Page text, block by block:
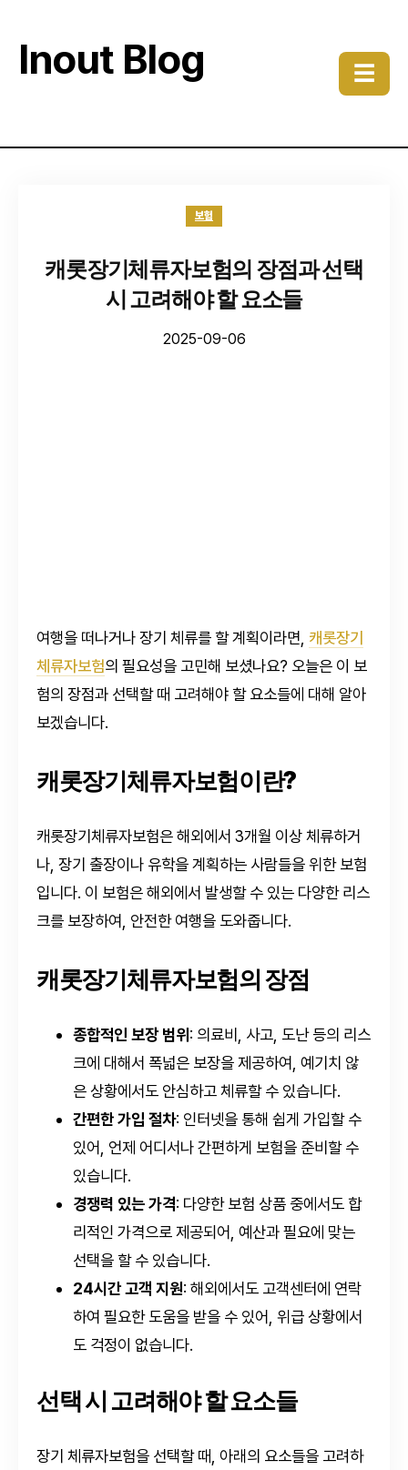
Inout Blog ☰
보험
캐롯장기체류자보험의 장점과 선택
시 고려해야 할 요소들
2025-09-06
여행을 떠나거나 장기 체류를 할 계획이라면, 캐롯장기
체류자보험의 필요성을 고민해 보셨나요? 오늘은 이 보
험의 장점과 선택할 때 고려해야 할 요소들에 대해 알아
보겠습니다.
캐롯장기체류자보험이란?
캐롯장기체류자보험은 해외에서 3개월 이상 체류하거
나, 장기 출장이나 유학을 계획하는 사람들을 위한 보험
입니다. 이 보험은 해외에서 발생할 수 있는 다양한 리스
크를 보장하여, 안전한 여행을 도와줍니다.
캐롯장기체류자보험의 장점
종합적인 보장 범위: 의료비, 사고, 도난 등의 리스
크에 대해서 폭넓은 보장을 제공하여, 예기치 않
은 상황에서도 안심하고 체류할 수 있습니다.
간편한 가입 절차: 인터넷을 통해 쉽게 가입할 수
있어, 언제 어디서나 간편하게 보험을 준비할 수
있습니다.
경쟁력 있는 가격: 다양한 보험 상품 중에서도 합
리적인 가격으로 제공되어, 예산과 필요에 맞는
선택을 할 수 있습니다.
24시간 고객 지원: 해외에서도 고객센터에 연락
하여 필요한 도움을 받을 수 있어, 위급 상황에서
도 걱정이 없습니다.
선택 시 고려해야 할 요소들
장기 체류자보험을 선택할 때, 아래의 요소들을 고려하